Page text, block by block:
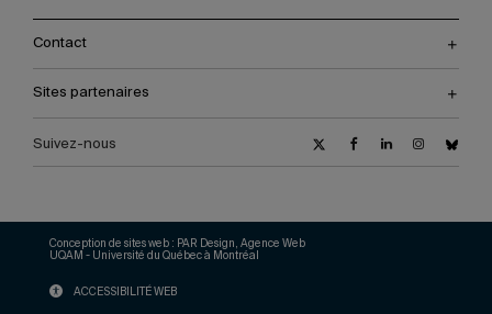
Contact
Sites partenaires
Suivez-nous
UQAM - Université du Québec à Montréal
Conception de sites web : PAR Design, Agence Web
ACCESSIBILITÉ WEB